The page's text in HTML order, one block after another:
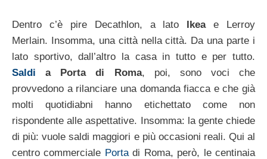
Dentro c’è pire Decathlon, a lato Ikeae Lerroy
Merlain. Insomma, una città nella città. Da una parte i
lato sportivo, dall’altro la casa in tutto e per tutto.
Saldi a Porta di Roma, poi, sono voci che
provvedono a rilanciare una domanda fiacca e che già
molti quotidiabni hanno etichettato come non
rispondente alle aspettative. Insomma: la gente chiede
di più: vuole saldi maggiori e più occasioni reali. Qui al
centro commerciale Portadi Roma, però, le centinaia